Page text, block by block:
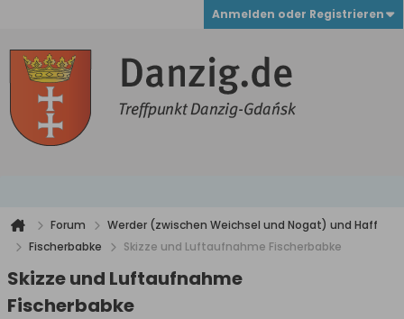
Anmelden oder Registrieren
Forum
Werder (zwischen Weichsel und Nogat) und Haff
Fischerbabke
Skizze und Luftaufnahme Fischerbabke
Skizze und Luftaufnahme
Fischerbabke